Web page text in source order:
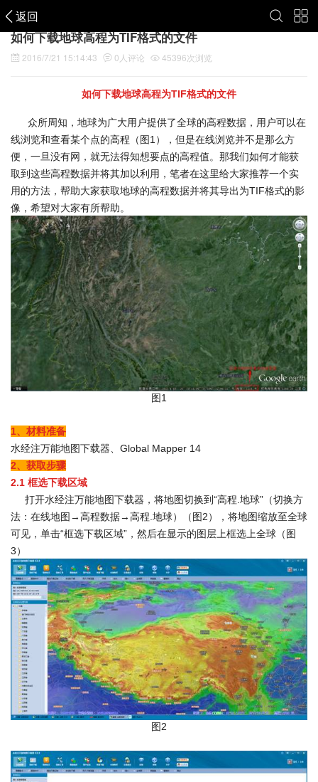
返回
如何下载地球高程为TIF格式的文件
2016/7/21 15:14:43 0 人评论 45396次浏览
如何下载地球高程为TIF格式的文件
众所周知，地球为广大用户提供了全球的高程数据，用户可以在
线浏览和查看某个点的高程（图1），但是在线浏览并不是那么方
便，一旦没有网，就无法得知想要点的高程值。那我们如何才能获
取到这些高程数据并将其加以利用，笔者在这里给大家推荐一个实
用的方法，帮助大家获取地球的高程数据并将其导出为TIF格式的影
像，希望对大家有所帮助。
图1
1、材料准备
水经注万能地图下载器、Global Mapper 14
2、获取步骤
2.1 框选下载区域
打开水经注万能地图下载器，将地图切换到“高程.地球”（切换方
法：在线地图→高程数据→高程.地球）（图2），将地图缩放至全球
可见，单击“框选下载区域”，然后在显示的图层上框选上全球（图
3）
图2